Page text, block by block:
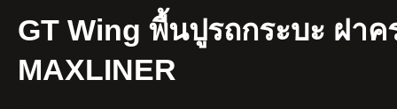
GT Wing พื้นปูรถกระบะ ฝาค
MAXLINER